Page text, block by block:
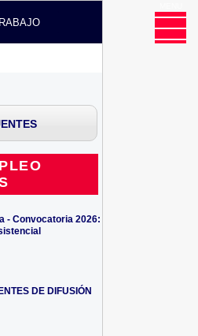
- Convocatoria 2026:
DE DIFUSIÓN